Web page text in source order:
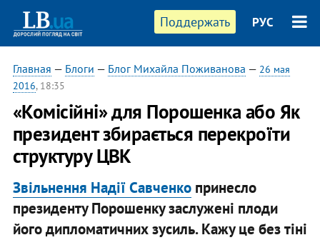
Поддержать РУС
Главная — Блоги — Блог Михайла Поживанова — 26 мая
2016, 18:35
«Комісійні» для Порошенка або Як
президент збирається перекроїти
структуру ЦВК
Звільнення Надії Савченкопринесло
президенту Порошенку заслужені плоди
його дипломатичних зусиль. Кажу це без тіні